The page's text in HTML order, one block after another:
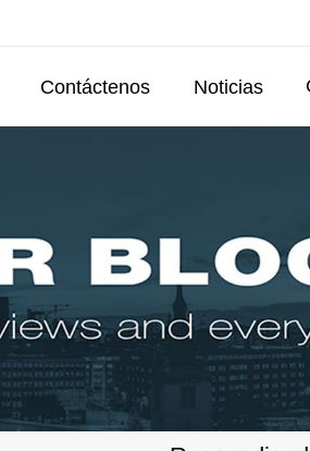
Contáctenos Noticias